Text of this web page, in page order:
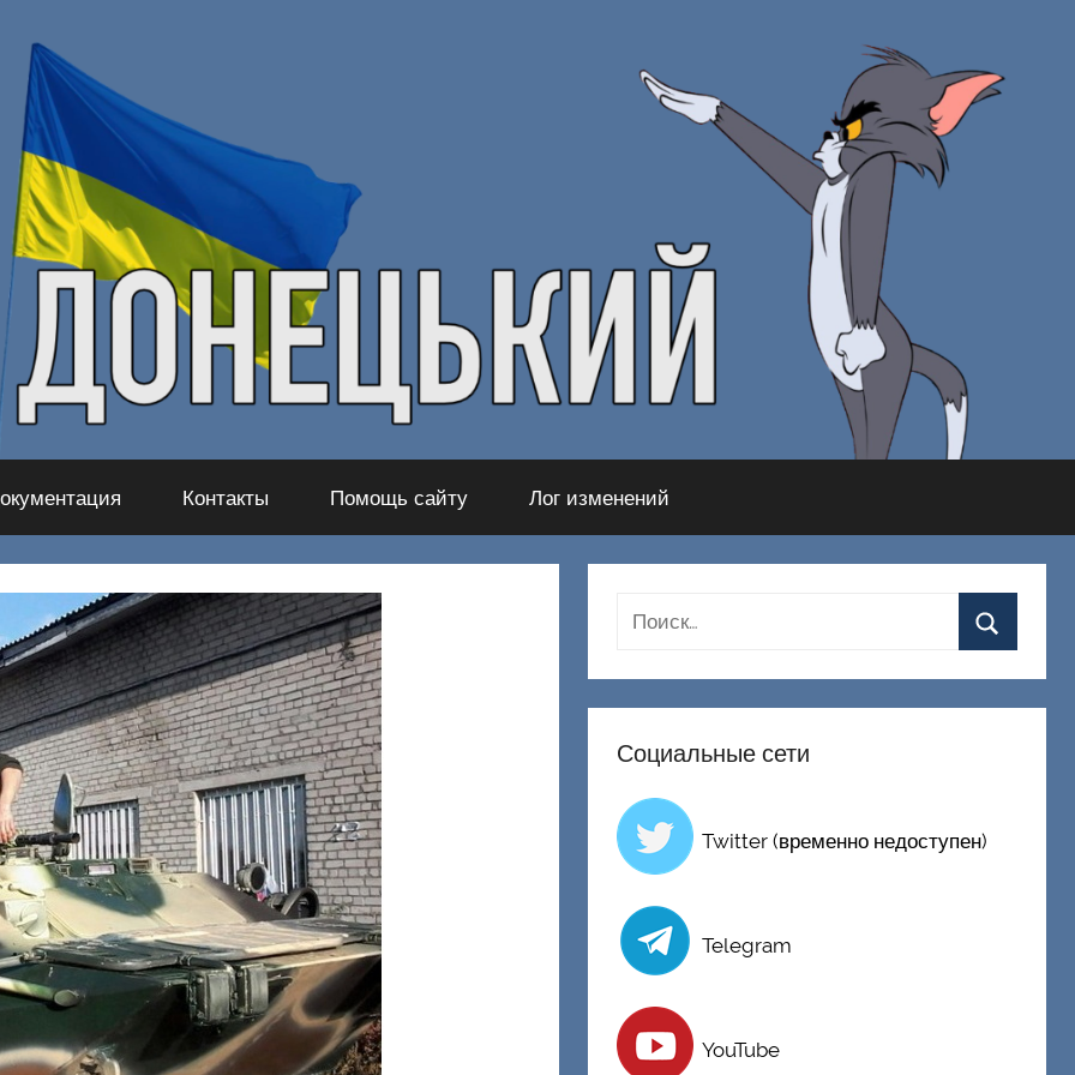
Контакты Помощь сайту Лог изменений
Социальные сети
Twitter (временно недоступен)
Telegram
YouTube